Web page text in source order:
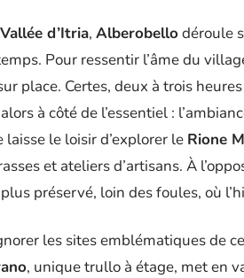
Vallée d’Itria, Alberobello déroule
Pour ressentir l’âme du
place. Certes, deux à trois
à côté de l’essentiel :
laisse le loisir d’explorer le Rione
et ateliers d’artisans. À
préservé, loin des foules, où
les sites emblématiques de ce
, unique trullo à étage, met en